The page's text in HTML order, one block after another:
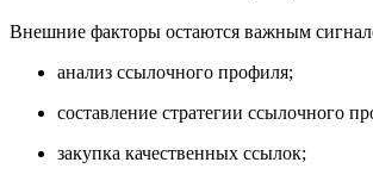
Внешние факторы остаются важным
анализ ссылочного профиля;
составление стратегии ссылочного
закупка качественных ссылок;